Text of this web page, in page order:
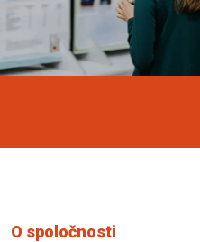
O spoločnosti